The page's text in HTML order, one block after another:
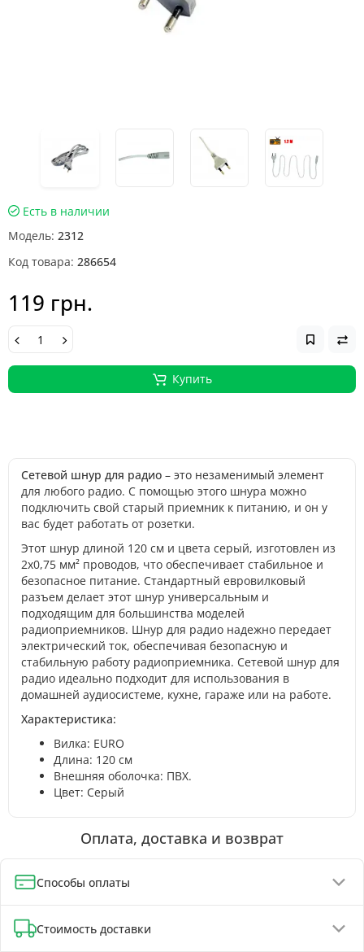
Есть в наличии
Модель: 2312
Код товара: 286654
119 грн.
Купить
Сетевой шнур для радио – это незаменимый элемент
для любого радио. С помощью этого шнура можно
подключить свой старый приемник к питанию, и он у
вас будет работать от розетки.
Этот шнур длиной 120 см и цвета серый, изготовлен из
2х0,75 мм² проводов, что обеспечивает стабильное и
безопасное питание. Стандартный евровилковый
разъем делает этот шнур универсальным и
подходящим для большинства моделей
радиоприемников. Шнур для радио надежно передает
электрический ток, обеспечивая безопасную и
стабильную работу радиоприемника. Сетевой шнур для
радио идеально подходит для использования в
домашней аудиосистеме, кухне, гараже или на работе.
Характеристика:
Вилка: EURO
Длина: 120 см
Внешняя оболочка: ПВХ.
Цвет: Серый
Оплата, доставка и возврат
Способы оплаты
Оплата при получении (до 130 грн - полная предоплата)
Онлайн-оплата картой, GPay, ApplePay
Стоимость доставки